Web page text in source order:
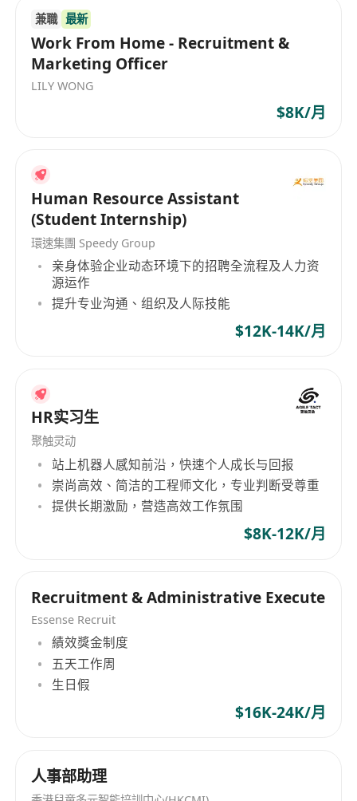
兼職 最新
Work From Home - Recruitment &
Marketing Officer
LILY WONG
$8K/月
Human Resource Assistant
(Student Internship)
環速集團 Speedy Group
亲身体验企业动态环境下的招聘全流程及人力资
源运作
提升专业沟通、组织及人际技能
$12K-14K/月
HR实习生
聚触灵动
站上机器人感知前沿，快速个人成长与回报
崇尚高效、简洁的工程师文化，专业判断受尊重
提供长期激励，营造高效工作氛围
$8K-12K/月
Recruitment & Administrative Execute
Essense Recruit
績效獎金制度
五天工作周
生日假
$16K-24K/月
人事部助理